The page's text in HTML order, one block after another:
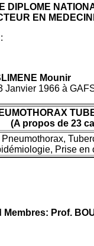
DIPLOME
EN
Mounir
Janvier 1966 à
(A propos de 23
Prise en
Prof.